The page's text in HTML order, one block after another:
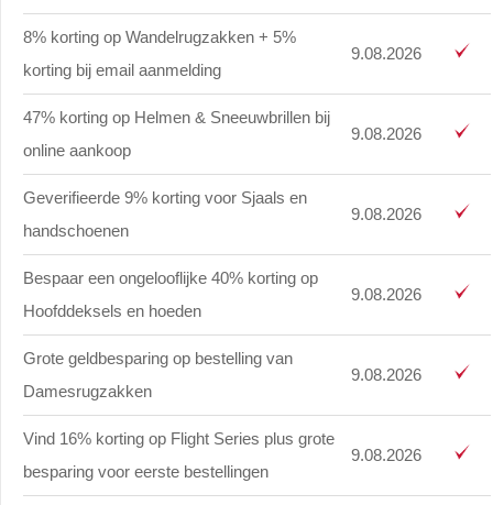
8% korting op Wandelrugzakken + 5%
korting bij email aanmelding
9.08.2026
47% korting op Helmen & Sneeuwbrillen bij
online aankoop
9.08.2026
Geverifieerde 9% korting voor Sjaals en
handschoenen
9.08.2026
Bespaar een ongelooflijke 40% korting op
Hoofddeksels en hoeden
9.08.2026
Grote geldbesparing op bestelling van
Damesrugzakken
9.08.2026
Vind 16% korting op Flight Series plus grote
besparing voor eerste bestellingen
9.08.2026